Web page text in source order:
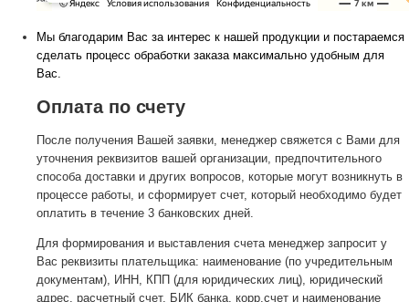
Мы благодарим Вас за интерес к нашей продукции и постараемся
сделать процесс обработки заказа максимально удобным для
Вас.
Оплата по счету
После получения Вашей заявки, менеджер свяжется с Вами для
уточнения реквизитов вашей организации, предпочтительного
способа доставки и других вопросов, которые могут возникнуть в
процессе работы, и сформирует счет, который необходимо будет
оплатить в течение 3 банковских дней.
Для формирования и выставления счета менеджер запросит у
Вас реквизиты плательщика: наименование (по учредительным
документам), ИНН, КПП (для юридических лиц), юридический
адрес, расчетный счет, БИК банка, корр.счет и наименование